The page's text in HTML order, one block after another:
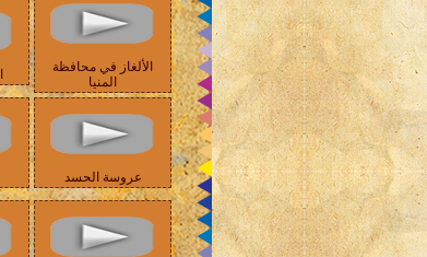
الألغاز في محافظة
المنيا
عروسة الحسد